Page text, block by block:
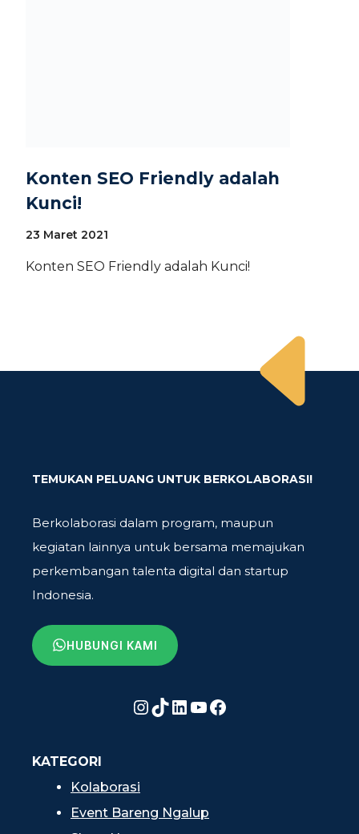
Konten SEO Friendly adalah
Kunci!
23 Maret 2021
Konten SEO Friendly adalah Kunci!
TEMUKAN PELUANG UNTUK BERKOLABORASI!
Berkolaborasi dalam program, maupun
kegiatan lainnya untuk bersama memajukan
perkembangan talenta digital dan startup
Indonesia.
HUBUNGI KAMI
Instagram
TikTok
LinkedIn
YouTube
Facebook
KATEGORI
Kolaborasi
Event Bareng Ngalup